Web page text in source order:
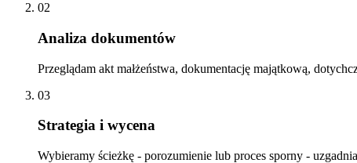
02
Analiza dokumentów
Przeglądam akt małżeństwa, dokumentację majątkową,
03
Strategia i wycena
Wybieramy ścieżkę - porozumienie lub proces sporny -